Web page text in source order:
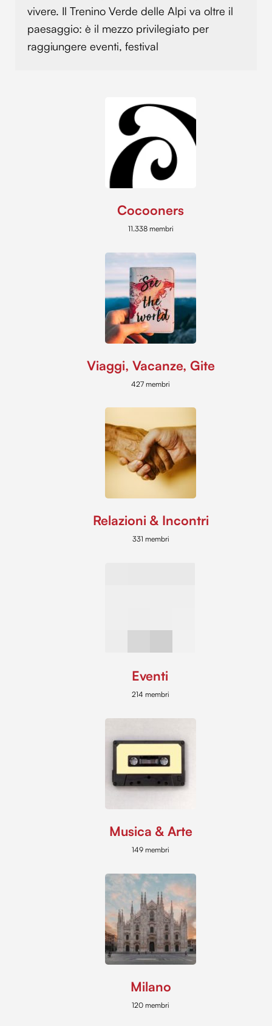
vivere. Il Trenino Verde delle Alpi va oltre il
paesaggio: è il mezzo privilegiato per
raggiungere eventi, festival
Cocooners
11.338 membri
Viaggi, Vacanze, Gite
427 membri
Relazioni & Incontri
331 membri
Eventi
214 membri
Musica & Arte
149 membri
Milano
120 membri